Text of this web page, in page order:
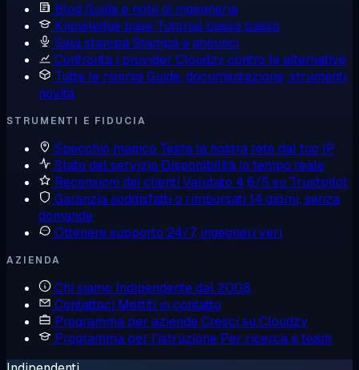
Blog Guide e note di ingegneria
Knowledge base Tutorial passo passo
Sala stampaStampa e annunci
Confronta i provider Cloudzy contro le alternative
Tutte le risorseGuide, documentazione, strumenti,
novità
STRUMENTI E FIDUCIA
Specchio magico Testa la nostra rete dal tuo IP
Stato del servizio Disponibilità in tempo reale
Recensioni dei clienti Valutato 4,6/5 su Trustpilot
Garanzia soddisfatti o rimborsati 14 giorni, senza
domande
Ottenere supporto 24/7, ingegneri veri
AZIENDA
Chi siamo Indipendente dal 2008
Contattaci Mettiti in contatto
Programma per aziendeCresci su Cloudzy
Programma per l'istruzione Per ricerca e team